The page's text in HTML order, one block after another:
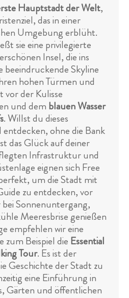
Hauptstadt der Welt,
das in einer
Umgebung erblüht.
sie eine privilegierte
Insel, die ins
beeindruckende Skyline
hohen Türmen und
der Kulisse
und dem blauen Wasser
. Willst du dieses
entdecken, ohne die Bank
das Glück auf deiner
Infrastruktur und
eignen sich Free
um die Stadt mit
zu entdecken, vor
Sonnenuntergang,
Meeresbrise genießen
empfehlen wir eine
Beispiel die Essential
Tour. Es ist der
Geschichte der Stadt zu
eine Einführung in
Gärten und öffentlichen